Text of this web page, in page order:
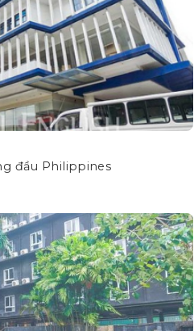
đầu Philippines